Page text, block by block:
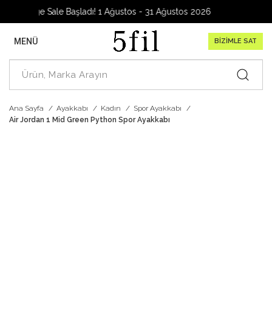
Sale Başladı! 1 Ağustos - 31 Ağustos 2026
MENÜ BİZİMLE SAT
Ana Sayfa Ayakkabı Kadın
Spor Ayakkabı
Air Jordan 1 Mid Green Python Spor Ayakkabı